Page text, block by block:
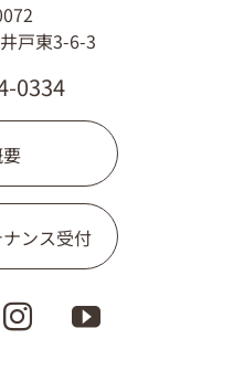
戸東3-6-3
0334
ンス受付